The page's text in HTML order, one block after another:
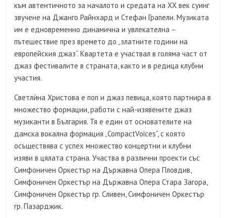
към автентичното за началото и средата на ХХ век суинг
звучене на Джанго Райнхард и Стефан Грапели. Музиката
им е едновременно динамична и увлекателна –
пътешествие през времето до „златните години на
европейския джаз“. Квартета е участвал в голяма част от
джаз фестивалите в страната, както и в редица клубни
участия.
Светлѝна Христова е поп и джаз певица, която партнира в
множество формации, работи с най-изявените джаз
музиканти в България. Тя е един от основателите на
дамска вокална формация „CompactVoices“, с която
осъществява с успех множество концертни и клубни
изяви в цялата страна. Участва в различни проекти със
Симфоничен Оркестър на Държавна Опера Пловдив,
Симфоничен Оркестър на Държавна Опера Стара Загора,
Симфоничен Оркестър гр. Сливен, Симфоничен Оркестър
гр. Пазарджик.